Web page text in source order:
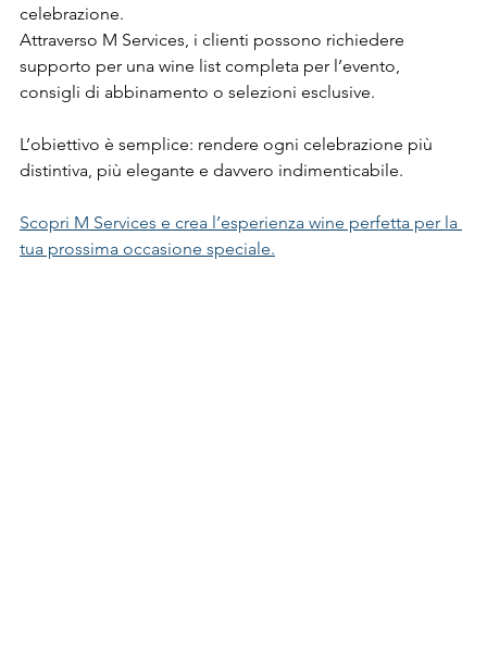
celebrazione.
Attraverso M Services, i clienti possono richiedere
supporto per una wine list completa per l’evento,
consigli di abbinamento o selezioni esclusive.
L’obiettivo è semplice: rendere ogni celebrazione più
distintiva, più elegante e davvero indimenticabile.
Scopri M Services e crea l’esperienza wine perfetta per la
tua prossima occasione speciale.